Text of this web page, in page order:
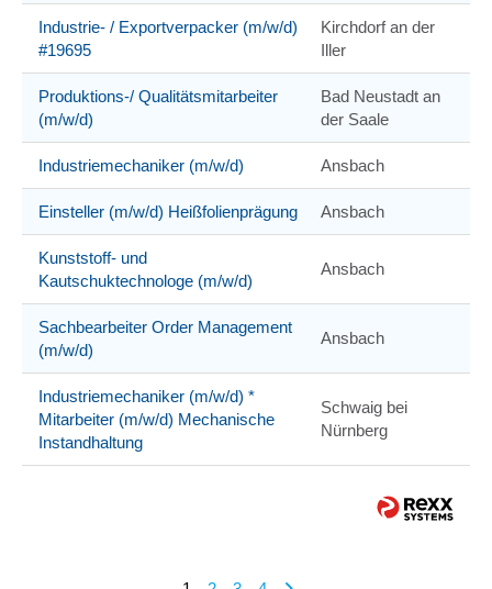
Industrie- / Exportverpacker (m/w/d)
#19695
Kirchdorf an der
Iller
Produktions-/ Qualitätsmitarbeiter
(m/w/d)
Bad Neustadt an
der Saale
Industriemechaniker (m/w/d) Ansbach
Einsteller (m/w/d) Heißfolienprägung Ansbach
Kunststoff- und
Kautschuktechnologe (m/w/d)
Ansbach
Sachbearbeiter Order Management
(m/w/d)
Ansbach
Industriemechaniker (m/w/d) *
Mitarbeiter (m/w/d) Mechanische
Instandhaltung
Schwaig bei
Nürnberg